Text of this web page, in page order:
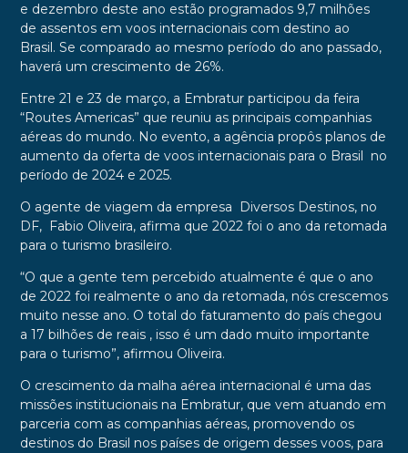
e dezembro deste ano estão programados 9,7 milhões
de assentos em voos internacionais com destino ao
Brasil. Se comparado ao mesmo período do ano passado,
haverá um crescimento de 26%.
Entre 21 e 23 de março, a Embratur participou da feira
“Routes Americas” que reuniu as principais companhias
aéreas do mundo. No evento, a agência propôs planos de
aumento da oferta de voos internacionais para o Brasil no
período de 2024 e 2025.
O agente de viagem da empresa Diversos Destinos, no
DF, Fabio Oliveira, afirma que 2022 foi o ano da retomada
para o turismo brasileiro.
“O que a gente tem percebido atualmente é que o ano
de 2022 foi realmente o ano da retomada, nós crescemos
muito nesse ano. O total do faturamento do país chegou
a 17 bilhões de reais , isso é um dado muito importante
para o turismo”, afirmou Oliveira.
O crescimento da malha aérea internacional é uma das
missões institucionais na Embratur, que vem atuando em
parceria com as companhias aéreas, promovendo os
destinos do Brasil nos países de origem desses voos, para